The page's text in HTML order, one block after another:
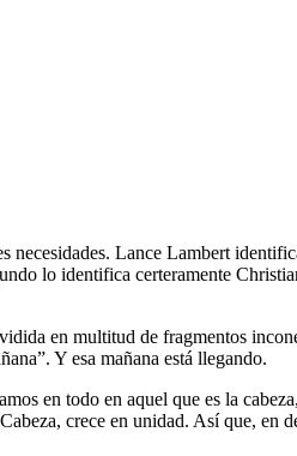
Lance Lambert
lo identifica certeramente
en multitud de fragmentos
Y esa mañana está llegando.
en todo en aquel que es la
crece en unidad. Así que, en